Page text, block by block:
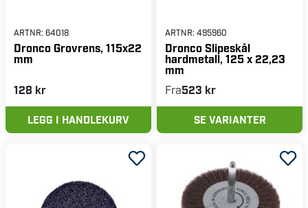
ARTNR: 64018
Dronco Grovrens, 115x22
mm
128 kr
LEGG I HANDLEKURV
ARTNR: 495960
Dronco Slipeskål
hardmetall, 125 x 22,23
mm
Fra523 kr
SE VARIANTER